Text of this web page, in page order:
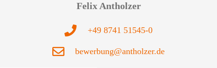
Felix Antholzer
+49 8741 51545-0
bewerbung@antholzer.de